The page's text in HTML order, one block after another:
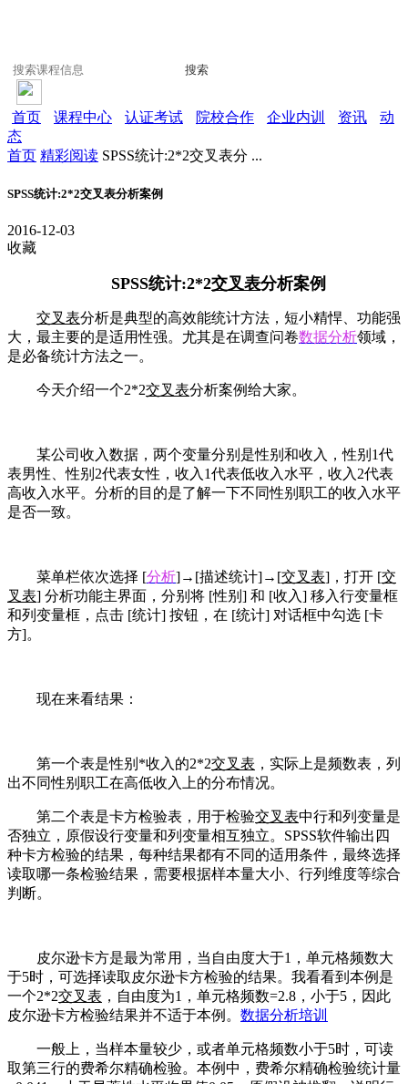
搜索
首页 课程中心 认证考试 院校合作 企业内训 资讯
动
态
首页 精彩阅读 SPSS统计:2*2交叉表分 ...
SPSS统计:2*2交叉表分析案例
2016-12-03
收藏
SPSS统计:2*2交叉表分析案例
交叉表分析是典型的高效能统计方法，短小精悍、功能强
大，最主要的是适用性强。尤其是在调查问卷数据分析领域，
是必备统计方法之一。
今天介绍一个2*2交叉表分析案例给大家。
某公司收入数据，两个变量分别是性别和收入，性别1代
表男性、性别2代表女性，收入1代表低收入水平，收入2代表
高收入水平。分析的目的是了解一下不同性别职工的收入水平
是否一致。
菜单栏依次选择 [分析]→[描述统计]→[交叉表]，打开 [交
叉表] 分析功能主界面，分别将 [性别] 和 [收入] 移入行变量框
和列变量框，点击 [统计] 按钮，在 [统计] 对话框中勾选 [卡
方]。
现在来看结果：
第一个表是性别*收入的2*2交叉表 ，实际上是频数表，列
出不同性别职工在高低收入上的分布情况。
第二个表是卡方检验表，用于检验交叉表中行和列变量是
否独立，原假设行变量和列变量相互独立。SPSS软件输出四
种卡方检验的结果，每种结果都有不同的适用条件，最终选择
读取哪一条检验结果，需要根据样本量大小、行列维度等综合
判断。
皮尔逊卡方是最为常用，当自由度大于1，单元格频数大
于5时，可选择读取皮尔逊卡方检验的结果。我看看到本例是
一个2*2交叉表 ，自由度为1，单元格频数=2.8，小于5，因此
皮尔逊卡方检验结果并不适于本例。 数据分析培训
一般上，当样本量较少，或者单元格频数小于5时，可读
取第三行的费希尔精确检验。本例中，费希尔精确检验统计量